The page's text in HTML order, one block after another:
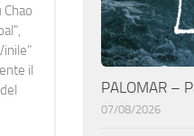
il
PALOMAR –
07/08/2026